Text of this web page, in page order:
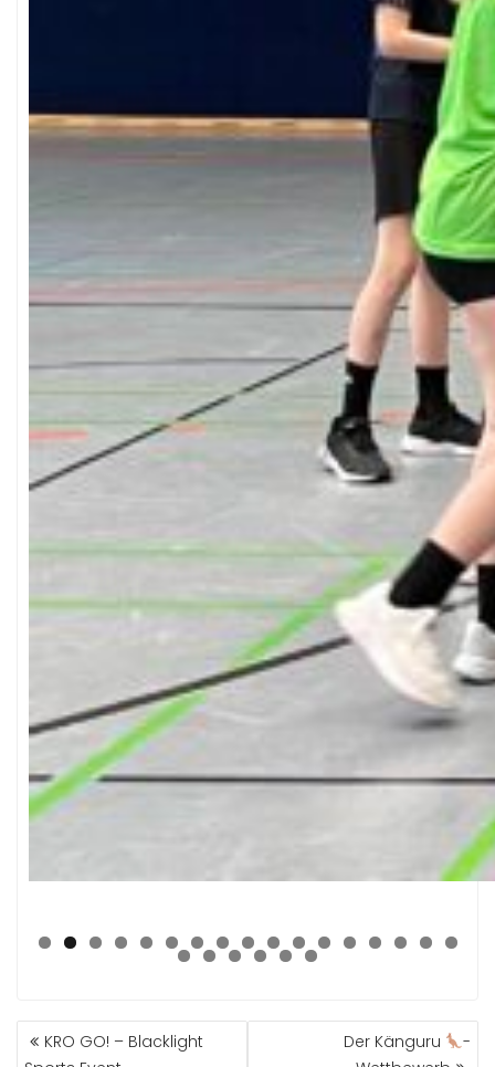
0 1 2 3 4 5 6 7
8 9 0 1 2 3
BEITRAGSNAVIGATION
KRO GO! – Blacklight
Der Känguru
-